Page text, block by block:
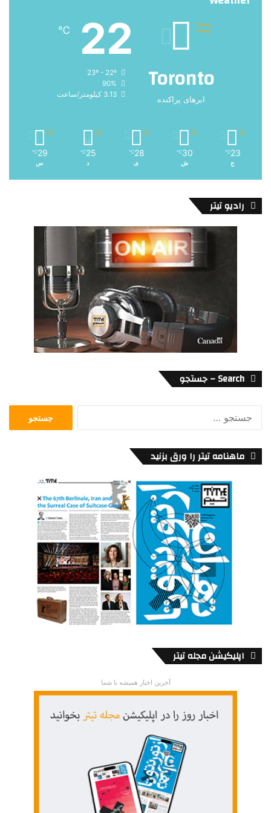
Toronto
ابرهای پراکنده
22
℃
90%
3.13 کیلومتر/ساعت
23
℃
ج
30
℃
ش
28
℃
ی
25
℃
د
29
℃
س
رادیو تیتر
Search – جستجو
ماهنامه تیتر را ورق بزنید
اپلیکیشن مجله تیتر
آخرین اخبار همیشه با شما